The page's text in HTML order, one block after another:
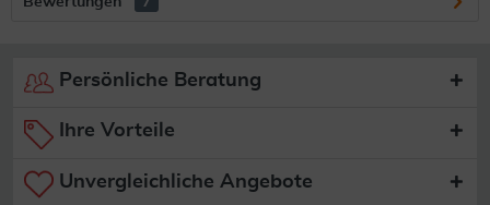
Persönliche Beratung
Ihre Vorteile
Unvergleichliche Angebote